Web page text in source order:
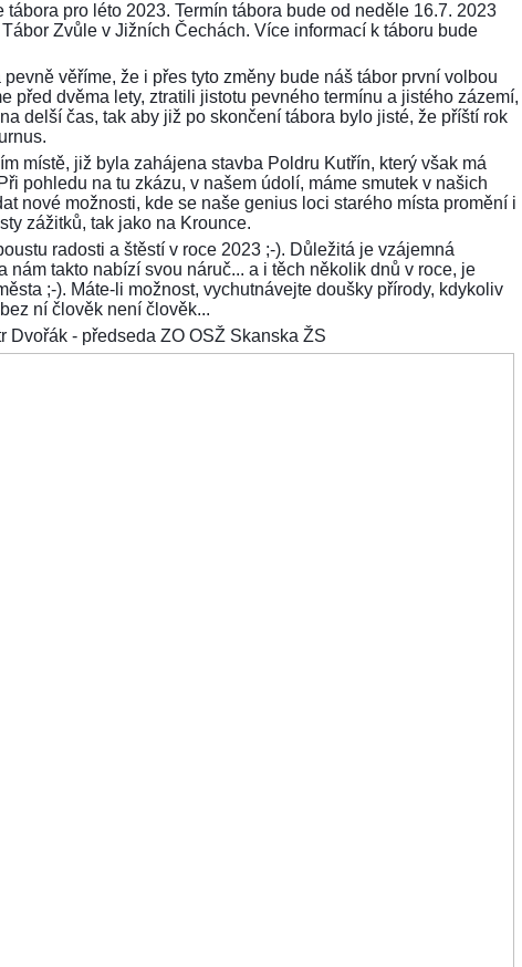
pro léto 2023. Termín tábora bude od neděle 16.7. 2023
Zvůle v Jižních Čechách. Více informací k táboru bude
věříme, že i přes tyto změny bude náš tábor první volbou
před dvěma lety, ztratili jistotu pevného termínu a jistého zázemí,
delší čas, tak aby již po skončení tábora bylo jisté, že příští rok
místě, již byla zahájena stavba Poldru Kutřín, který však má
pohledu na tu zkázu, v našem údolí, máme smutek v našich
nové možnosti, kde se naše genius loci starého místa promění i
zážitků, tak jako na Krounce.
radosti a štěstí v roce 2023 ;-). Důležitá je vzájemná
nám takto nabízí svou náruč... a i těch několik dnů v roce, je
;-). Máte-li možnost, vychutnávejte doušky přírody, kdykoliv
ní člověk není člověk...
Dvořák - předseda ZO OSŽ Skanska ŽS